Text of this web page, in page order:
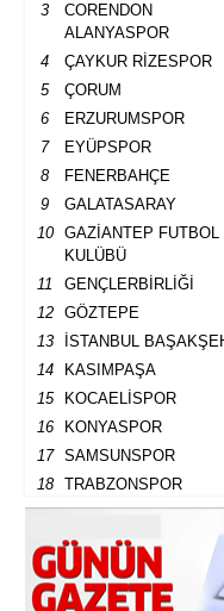
3
CORENDON
ALANYASPOR
4 ÇAYKUR RİZESPOR
5
ÇORUM
6
ERZURUMSPOR
7
EYÜPSPOR
8
FENERBAHÇE
9
GALATASARAY
10
GAZİANTEP FUTBOL
KULÜBÜ
11 GENÇLERBİRLİĞİ
12
GÖZTEPE
13
İSTANBUL
14
KASIMPAŞA
15
KOCAELİSPOR
16
KONYASPOR
17
SAMSUNSPOR
18
TRABZONSPOR